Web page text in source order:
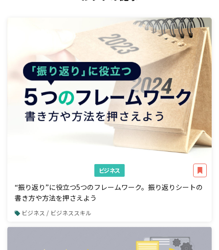
ビジネス
“振り返り”に役立つ5つのフレームワーク。振り返りシートの
書き方や方法を押さえよう
ビジネス / ビジネススキル